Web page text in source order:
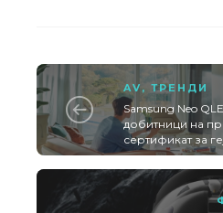
AV , ТРЕНДИ
Samsung Neo
добитници на
сертификат за